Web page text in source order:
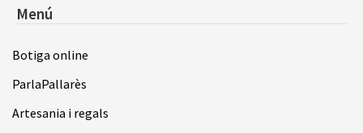
Menú
Botiga online
ParlaPallarès
Artesania i regals